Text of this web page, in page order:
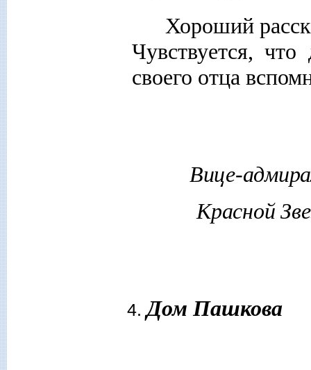
Хороший
Чувствуется,
своего отца
Вице-
Красной
Дом Пашкова